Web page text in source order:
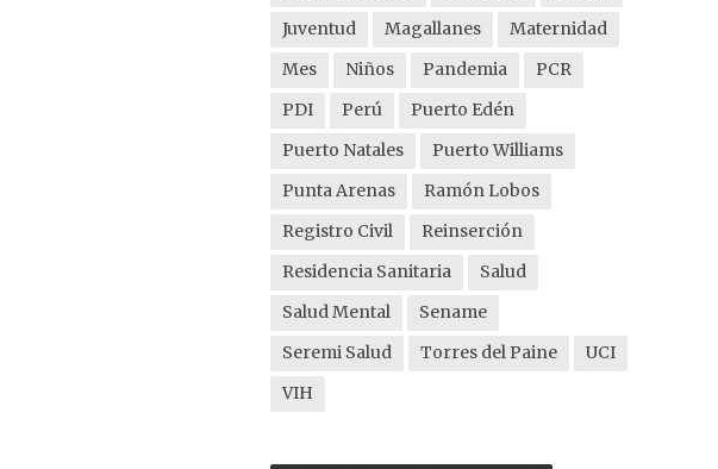
Juventud
Magallanes
Maternidad
Mes
Niños Pandemia
PCR
PDI
Perú
Puerto Edén
Puerto Natales
Puerto Williams
Punta Arenas
Ramón Lobos
Registro Civil
Reinserción
Residencia Sanitaria
Salud
Salud Mental
Sename
Seremi Salud
Torres del Paine
UCI
VIH